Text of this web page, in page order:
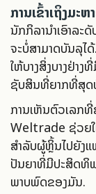
ການເຂົ້າເຖິງມະ
ນັກກິລານຳເອົາລະ
ຈະບໍ່ສາມາດບັນລຸ
ໃຫ້ບາງສິ່ງບາງຢ່າ
ຊັບສິນທີ່ຍາກທີ່ສຸດ
ການເຫັນຕົວເລກ
Weltrade ຊ່ວຍໃ
ສຳລັບຜູ້ຫຼິ້ນໄປຍັງ
ປັນຍາທີ່ມີປະສິດທິ
ພາບພົດຂອງມັນ.